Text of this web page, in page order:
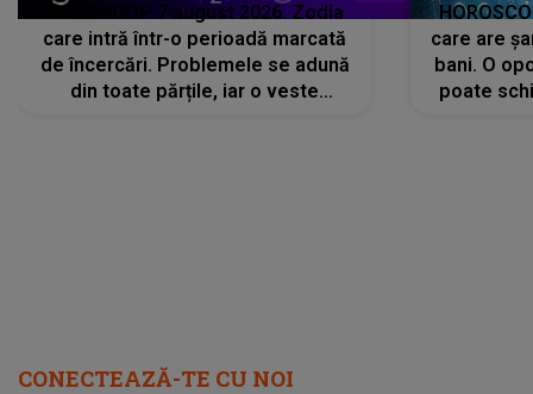
HOROSCOP 7 august 2026. Zodia
care intră într-o perioadă marcată
de încercări. Problemele se adună
din toate părțile, iar o veste
care are
bani. O
poate
CONECTEAZĂ-TE CU NOI